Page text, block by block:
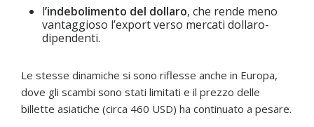
l’indebolimento del dollaro, che rende meno
vantaggioso l’export verso mercati dollaro-
dipendenti.
Le stesse dinamiche si sono riflesse anche in Europa,
dove gli scambi sono stati limitati e il prezzo delle
billette asiatiche (circa 460 USD) ha continuato a pesare.